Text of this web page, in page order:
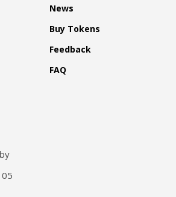
News
Buy Tokens
Feedback
FAQ